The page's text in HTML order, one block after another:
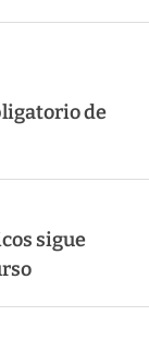
de
sigue